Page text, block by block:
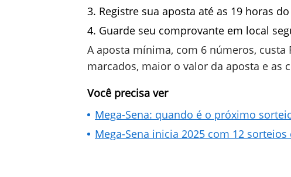
Registre sua aposta até as 19 horas
Guarde seu comprovante em local
A aposta mínima, com 6 números, custa
marcados, maior o valor da aposta e as
Você precisa ver
Mega-Sena: quando é o próximo
Mega-Sena inicia 2025 com 12